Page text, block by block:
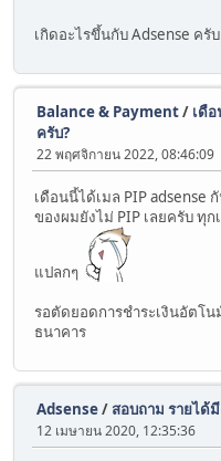
เกิดอะไรขึ้นกับ Adsense ครับ
Balance & Payment/ เดื
ครับ?
22 พฤศจิกายน 2022, 08:46:09
เดือนนี้ได้เมล PIP adsense
ของผมยังไม่ PIP เลยครับ ทุ
แปลกๆ
รอตัดยอดการชำระเงินอัตโ
ธนาคาร
Adsense/ สอบถาม รายได้
12 เมษายน 2020, 12:35:36